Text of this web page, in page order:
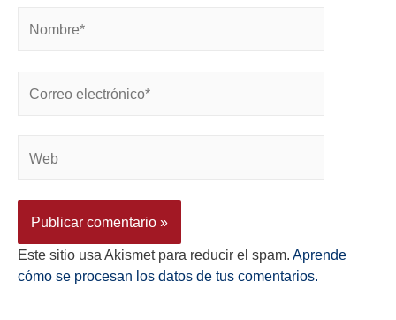
Este sitio usa Akismet para reducir el spam. Aprende
cómo se procesan los datos de tus comentarios.